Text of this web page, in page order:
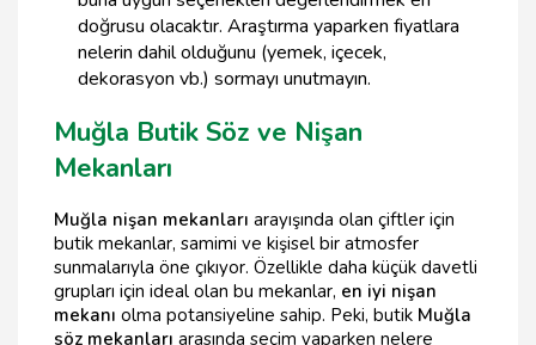
doğrusu olacaktır. Araştırma yaparken fiyatlara
nelerin dahil olduğunu (yemek, içecek,
dekorasyon vb.) sormayı unutmayın.
Muğla Butik Söz ve Nişan
Mekanları
Muğla nişan mekanları arayışında olan çiftler için
butik mekanlar, samimi ve kişisel bir atmosfer
sunmalarıyla öne çıkıyor. Özellikle daha küçük davetli
grupları için ideal olan bu mekanlar, en iyi nişan
mekanı olma potansiyeline sahip. Peki, butik Muğla
söz mekanları arasında seçim yaparken nelere